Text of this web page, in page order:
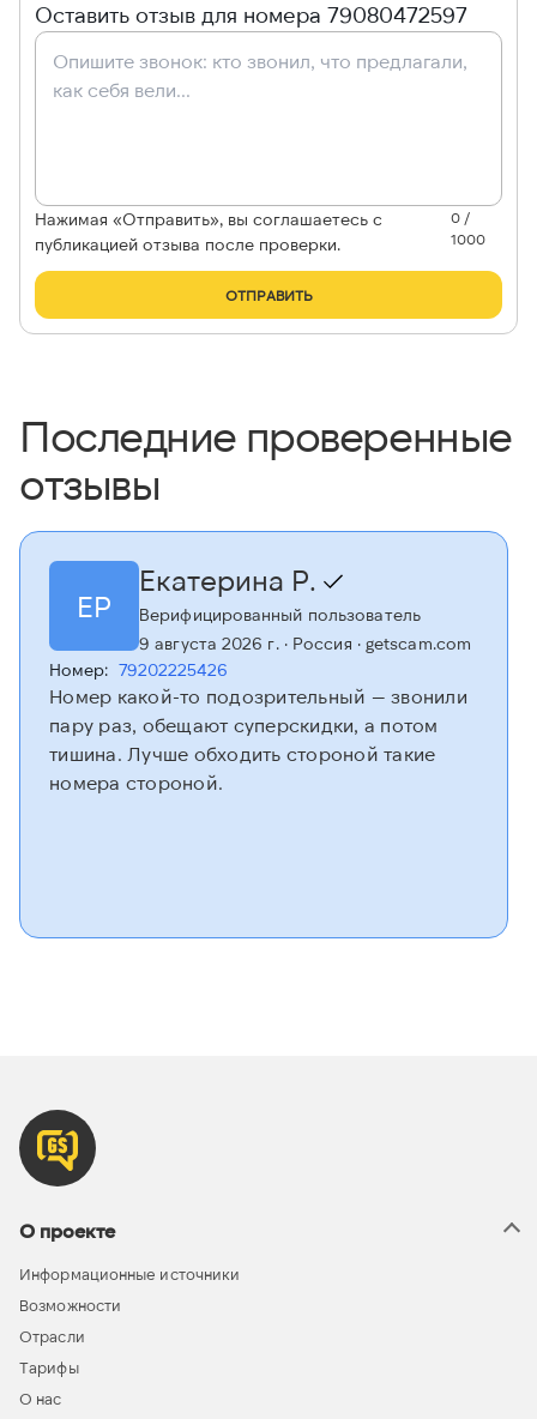
Оставить отзыв для номера 79080472597
Нажимая «Отправить», вы соглашаетесь с
публикацией отзыва после проверки.
0 /
1000
ОТПРАВИТЬ
Последние проверенные
отзывы
ЕР
Екатерина Р.
Верифицированный пользователь
9 августа 2026 г.· Россия · getscam.com
Номер: 79202225426
Номер какой-то подозрительный — звонили
пару раз, обещают суперскидки, а потом
тишина. Лучше обходить стороной такие
номера стороной.
О проекте
Информационные источники
Возможности
Отрасли
Тарифы
О нас